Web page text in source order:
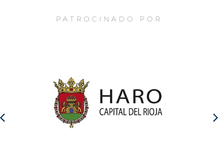
PATROCINADO POR